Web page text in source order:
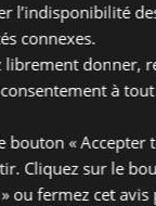
accueillerons
pour vous faire
profiter de
pour enfants,
particulière
l’indisponibilité
connexes.
librement donner,
à tout
bouton « Accepter
Cliquez sur le
ou fermez cet avis